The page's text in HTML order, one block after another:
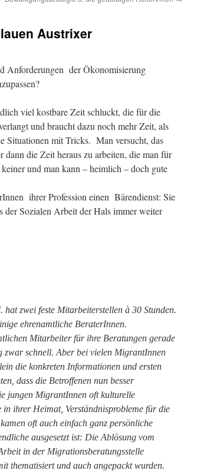
Austrixer
Anforderungen der Ökonomisierung
viel kostbare Zeit schluckt, die für die
und braucht dazu noch mehr Zeit, als
Situationen mit Tricks. Man versucht, das
die Zeit heraus zu arbeiten, die man für
und man kann – heimlich – doch gute
ihrer Profession einen Bärendienst: Sie
der Sozialen Arbeit der Hals immer weiter
zwei feste Mitarbeiterstellen à 30 Stunden.
ehrenamtliche BeraterInnen.
Mitarbeiter für ihre Beratungen gerade
zwar schnell. Aber bei vielen MigrantInnen
die konkreten Informationen und ersten
dass die Betroffenen nun besser
jungen MigrantInnen oft kulturelle
ihrer Heimat, Verständnisprobleme für die
oft auch einfach ganz persönliche
ausgesetzt ist: Die Ablösung vom
in der Migrationsberatungsstelle
thematisiert und auch angepackt wurden.